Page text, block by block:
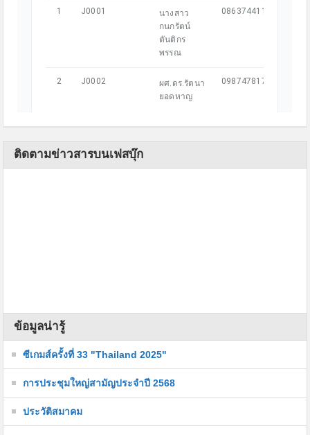
ติดตามข่าวสารบนเฟสบุ๊ก
ข้อมูลน่ารู้
ซีเกมส์ครั้งที่ 33 "Thailand 2025"
การประชุมใหญ่สามัญประจำปี 2568
ประวัติสมาคม